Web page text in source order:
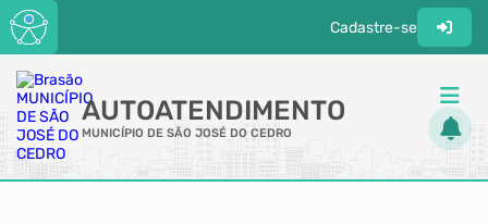
Cadastre-se
AUTOATENDIMENTO
MUNICÍPIO DE SÃO JOSÉ DO CEDRO